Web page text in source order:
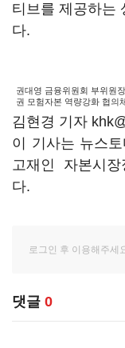
티브를 제공하는
다.
권대영 금융위원회 부위원
권 모험자본 역량강화 협의
김현경 기자
이 기사는 뉴스
고재인 자본시장
다.
댓글 0